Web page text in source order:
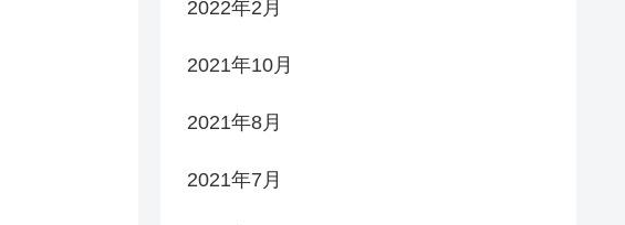
2022年2月
2021年10月
2021年8月
2021年7月